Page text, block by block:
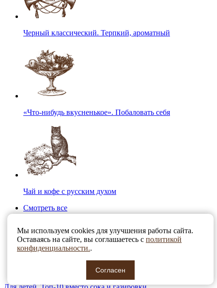
Черный классический. Терпкий, ароматный
«Что-нибудь вкусненькое». Побаловать себя
Чай и кофе с русским духом
Смотреть все
Мы используем cookies для улучшения работы сайта.
Оставаясь на сайте, вы соглашаетесь с политикой
конфиденциальности..
Согласен